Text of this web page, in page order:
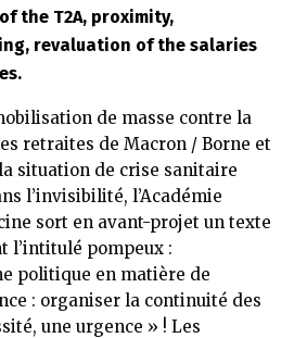
the T2A, proximity,
revaluation of the salaries
de masse contre la
retraites de Macron / Borne et
situation de crise sanitaire
l’invisibilité, l’Académie
sort en avant-projet un texte
l’intitulé pompeux :
politique en matière de
: organiser la continuité des
une urgence » ! Les